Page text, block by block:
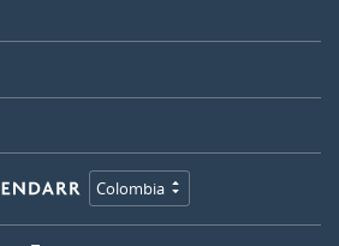
Colombia